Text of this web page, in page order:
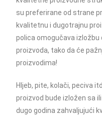
su preferirane od strane
kvalitetnu i dugotrajnu
polica omogučava izložbu
proizvoda, tako da će
proizvodima!
Hljeb, pite, kolači, peciva
proizvod bude izložen sa
dugo godina zahvaljujući